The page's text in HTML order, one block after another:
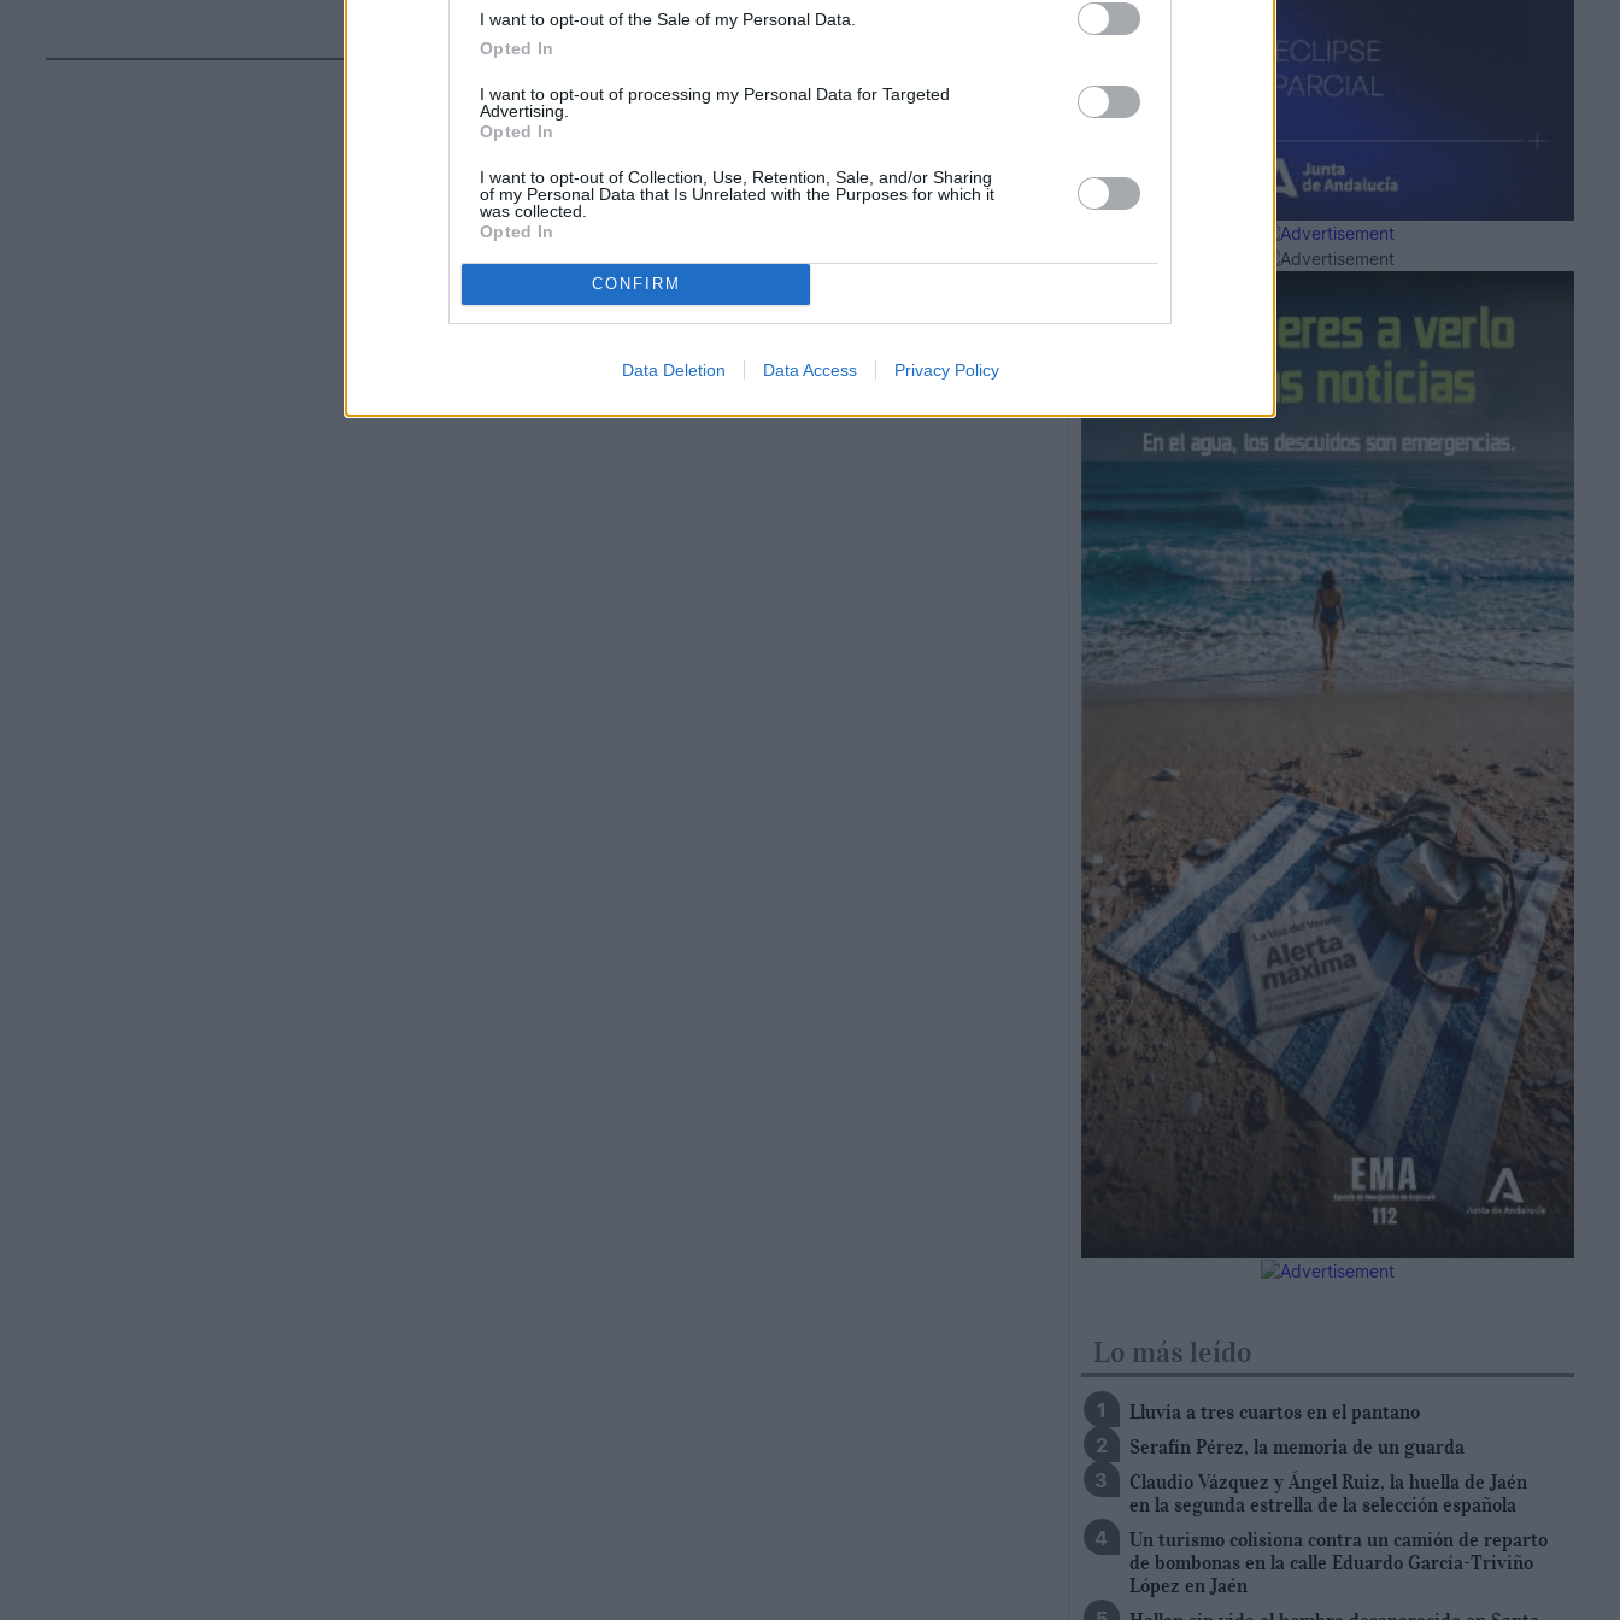
I want to opt-out of the Sale of my Personal Data.
Opted In
I want to opt-out of processing my Personal Data for Targeted
Advertising.
Opted In
I want to opt-out of Collection, Use, Retention, Sale, and/or Sharing
of my Personal Data that Is Unrelated with the Purposes for which it
was collected.
Opted In
CONFIRM
Data Deletion Data Access Privacy Policy
Lo más leído
Lluvia a tres cuartos en el pantano
Serafín Pérez, la memoria de un guarda
Claudio Vázquez y Ángel Ruiz, la huella de Jaén
en la segunda estrella de la selección española
Un turismo colisiona contra un camión de reparto
de bombonas en la calle Eduardo García-Triviño
López en Jaén